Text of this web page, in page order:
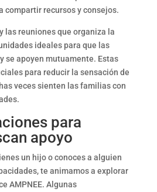
compartir recursos y consejos.
las reuniones que organiza la
ideales para que las
se apoyen mutuamente. Estas
para reducir la sensación de
veces sienten las familias con
para
apoyo
un hijo o conoces a alguien
te animamos a explorar
AMPNEE. Algunas